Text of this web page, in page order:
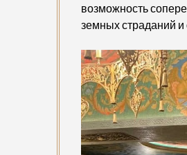
возможность
земных страданий и